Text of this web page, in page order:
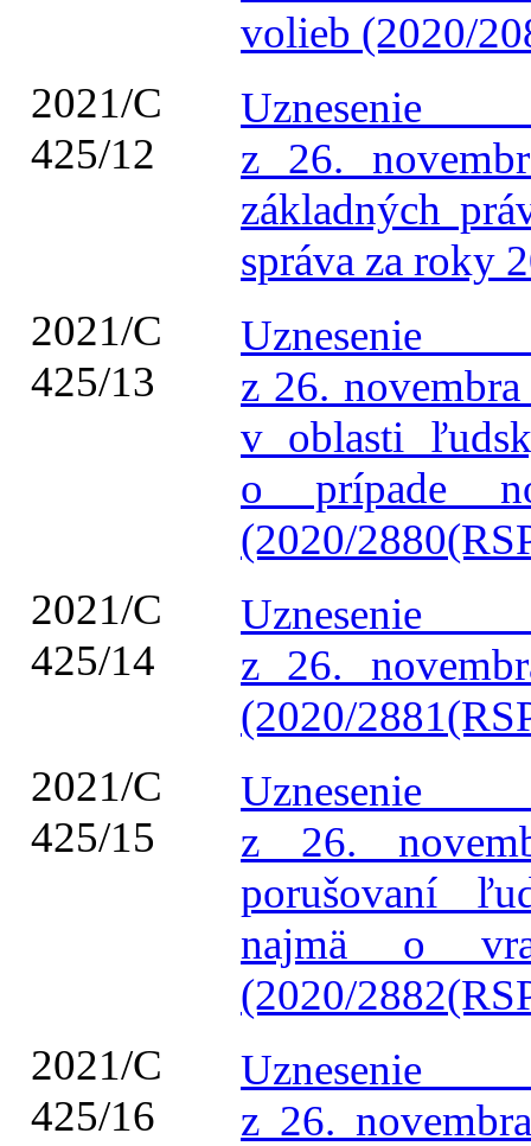
volieb (2020/
2021/C
425/12
Uznesenie
z 26.
základných
správa za roky
2021/C
425/13
Uznesenie
z 26.
v oblasti
o prípade
(2020/
2021/C
425/14
Uznesenie
z 26.
(2020/
2021/C
425/15
Uznesenie
z 26.
porušovaní
najmä o
(2020/
2021/C
425/16
Uznesenie
z 26.